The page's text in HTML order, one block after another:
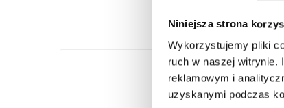
Niniejsza strona
Wykorzystujemy pliki
ruch w naszej witrynie.
reklamowym i
uzyskanymi podczas